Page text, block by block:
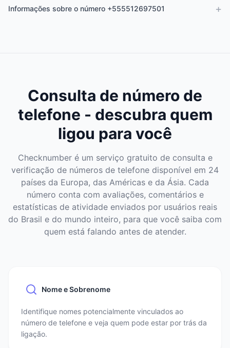
Informações sobre o número +555512697501 +
Consulta de número de
telefone - descubra quem
ligou para você
Checknumber é um serviço gratuito de consulta e
verificação de números de telefone disponível em 24
países da Europa, das Américas e da Ásia. Cada
número conta com avaliações, comentários e
estatísticas de atividade enviados por usuários reais
do Brasil e do mundo inteiro, para que você saiba com
quem está falando antes de atender.
Nome e Sobrenome
Identifique nomes potencialmente vinculados ao
número de telefone e veja quem pode estar por trás da
ligação.